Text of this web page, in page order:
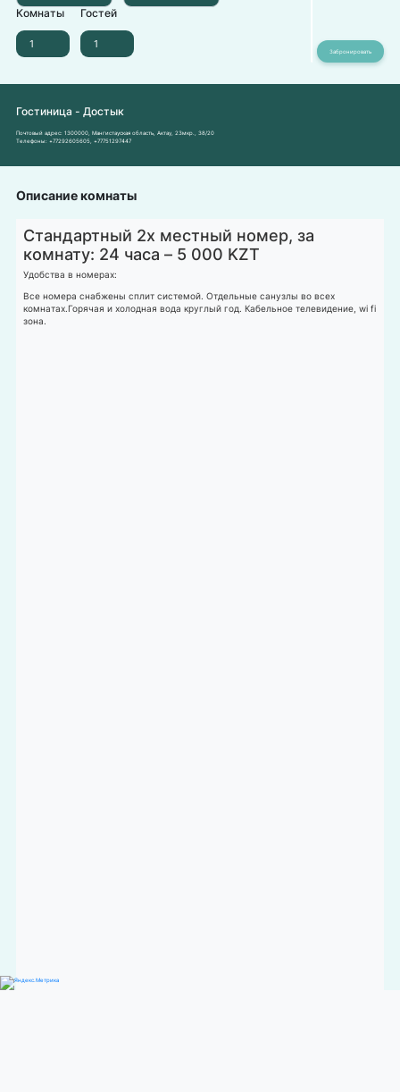
Комнаты Гостей
Гостиница - Достык
Почтовый адрес: 1300000, Мангистауская область, Актау, 23мкр., 38/20
Телефоны: +77292605605 +77751297447
Описание комнаты